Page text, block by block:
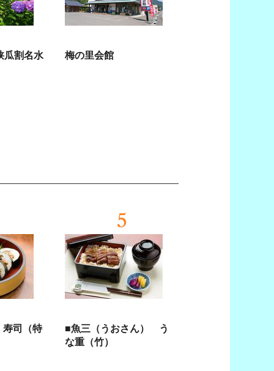
瓜割名水 梅の里会館
司（特
5
■魚三（うおさん） う
な重（竹）